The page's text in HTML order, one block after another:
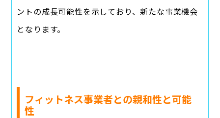
ントの成長可能性を示しており、新たな事業機会
となります。
フィットネス事業者との親和性と可能
性